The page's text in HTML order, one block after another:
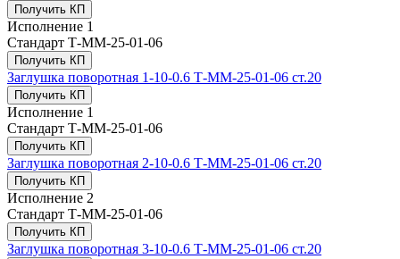
Получить КП
Исполнение 1
Стандарт Т-ММ-25-01-06
Получить КП
Заглушка поворотная 1-10-0.6 Т-ММ-25-01-06 ст.20
Получить КП
Исполнение 1
Стандарт Т-ММ-25-01-06
Получить КП
Заглушка поворотная 2-10-0.6 Т-ММ-25-01-06 ст.20
Получить КП
Исполнение 2
Стандарт Т-ММ-25-01-06
Получить КП
Заглушка поворотная 3-10-0.6 Т-ММ-25-01-06 ст.20